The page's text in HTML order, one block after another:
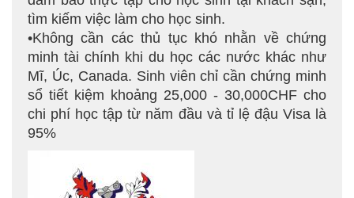
tìm kiếm việc làm cho học sinh.
•Không cần các thủ tục khó nhằn về chứng
minh tài chính khi du học các nước khác như
Mĩ, Úc, Canada. Sinh viên chỉ cần chứng minh
sổ tiết kiệm khoảng 25,000 - 30,000CHF cho
chi phí học tập từ năm đầu và tỉ lệ đậu Visa là
95%